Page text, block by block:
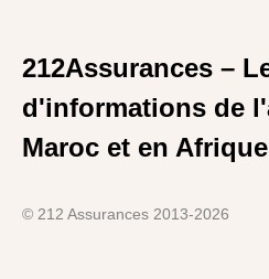
212Assurances –
d'informations de
Maroc et en Afrique
© 212 Assurances 2013-2026